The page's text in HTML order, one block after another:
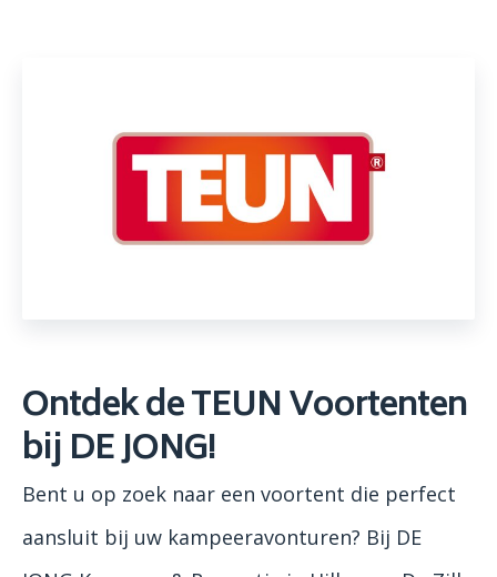
Ontdek de TEUN Voortenten
bij DE JONG!
Bent u op zoek naar een voortent die perfect
aansluit bij uw kampeeravonturen? Bij DE